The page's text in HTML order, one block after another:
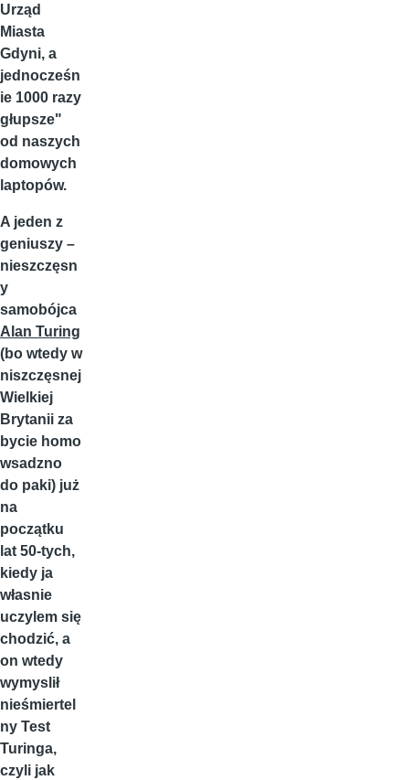
Urząd
Miasta
Gdyni, a
jednocześn
ie 1000 razy
głupsze"
od naszych
domowych
laptopów.
A jeden z
geniuszy –
nieszczęsn
y
samobójca
Alan Turing
(bo wtedy w
niszczęsnej
Wielkiej
Brytanii za
bycie homo
wsadzno
do paki) już
na
początku
lat 50-tych,
kiedy ja
własnie
uczylem się
chodzić, a
on wtedy
wymyslił
nieśmiertel
ny Test
Turinga,
czyli jak